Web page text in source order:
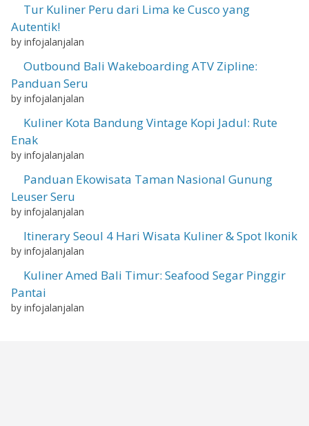
Tur Kuliner Peru dari Lima ke Cusco yang
Autentik!
by infojalanjalan
Outbound Bali Wakeboarding ATV Zipline:
Panduan Seru
by infojalanjalan
Kuliner Kota Bandung Vintage Kopi Jadul: Rute
Enak
by infojalanjalan
Panduan Ekowisata Taman Nasional Gunung
Leuser Seru
by infojalanjalan
Itinerary Seoul 4 Hari Wisata Kuliner & Spot Ikonik
by infojalanjalan
Kuliner Amed Bali Timur: Seafood Segar Pinggir
Pantai
by infojalanjalan